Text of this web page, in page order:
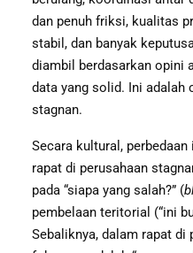
dan penuh friksi, kualitas
stabil, dan banyak
diambil berdasarkan opini
data yang solid. Ini adalah
stagnan.
Secara kultural,
rapat di perusahaan
pada “siapa yang salah?” (
pembelaan teritorial (“ini
Sebaliknya, dalam rapat di